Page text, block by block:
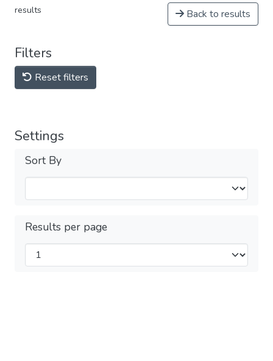
results Back to results
Filters
Reset filters
Settings
Sort By
Results per page